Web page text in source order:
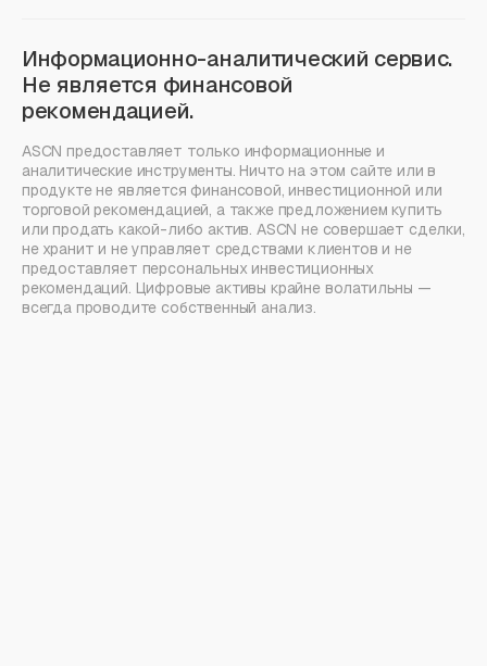
Информационно-аналитический сервис.
Не является финансовой
рекомендацией.
ASCN предоставляет только информационные и
аналитические инструменты. Ничто на этом сайте или в
продукте не является финансовой, инвестиционной или
торговой рекомендацией, а также предложением купить
или продать какой-либо актив. ASCN не совершает сделки,
не хранит и не управляет средствами клиентов и не
предоставляет персональных инвестиционных
рекомендаций. Цифровые активы крайне волатильны —
всегда проводите собственный анализ.